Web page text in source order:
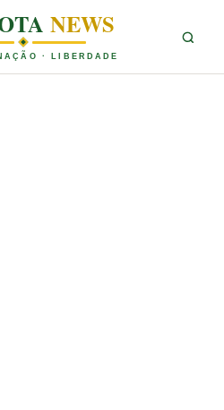
NEWS
· LIBERDADE